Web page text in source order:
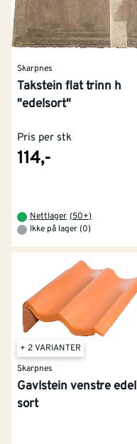
Skarpnes
Takstein flat trinn h
"edelsort"
Pris per stk
114,-
Nettlager (50+)
Ikke på lager (0)
+ 2 VARIANTER
Skarpnes
Gavlstein venstre edel
sort